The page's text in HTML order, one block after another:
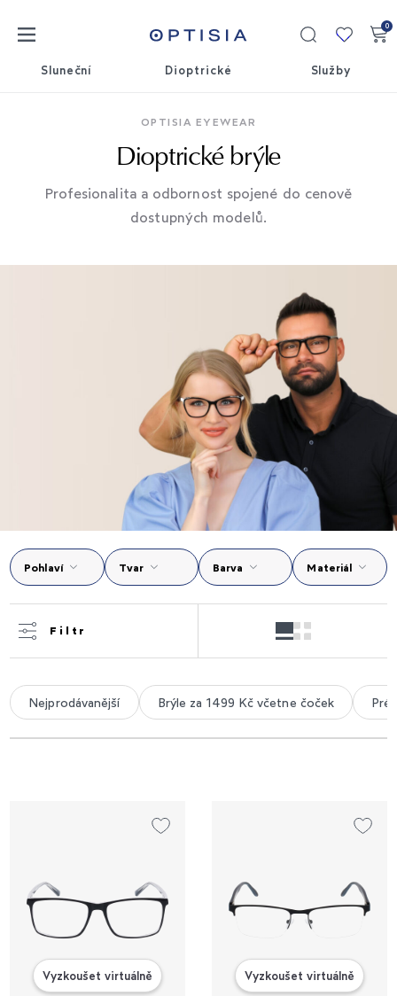
Sluneční Dioptrické Služby
Moje
0
OPTISIA EYEWEAR
Dioptrické brýle
Profesionalita a odbornost spojené do cenově
dostupných modelů.
Pohlaví Tvar Barva Materiál
Filtr
Nejprodávanější Brýle za 1499 Kč včetne čoček
Vyzkoušet virtuálně Vyzkoušet virtuálně